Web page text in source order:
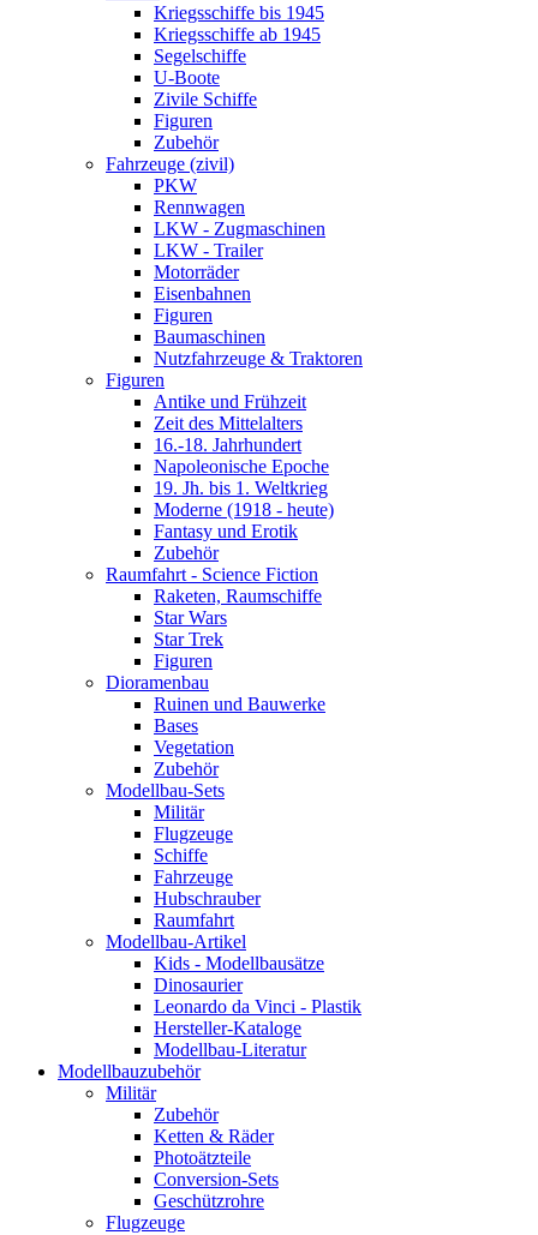
Kriegsschiffe bis 1945
Kriegsschiffe ab 1945
Segelschiffe
U-Boote
Zivile Schiffe
Figuren
Zubehör
Fahrzeuge (zivil)
PKW
Rennwagen
LKW - Zugmaschinen
LKW - Trailer
Motorräder
Eisenbahnen
Figuren
Baumaschinen
Nutzfahrzeuge & Traktoren
Figuren
Antike und Frühzeit
Zeit des Mittelalters
16.-18. Jahrhundert
Napoleonische Epoche
19. Jh. bis 1. Weltkrieg
Moderne (1918 - heute)
Fantasy und Erotik
Zubehör
Raumfahrt - Science Fiction
Raketen, Raumschiffe
Star Wars
Star Trek
Figuren
Dioramenbau
Ruinen und Bauwerke
Bases
Vegetation
Zubehör
Modellbau-Sets
Militär
Flugzeuge
Schiffe
Fahrzeuge
Hubschrauber
Raumfahrt
Modellbau-Artikel
Kids - Modellbausätze
Dinosaurier
Leonardo da Vinci - Plastik
Hersteller-Kataloge
Modellbau-Literatur
Modellbauzubehör
Militär
Zubehör
Ketten & Räder
Photoätzteile
Conversion-Sets
Geschützrohre
Flugzeuge